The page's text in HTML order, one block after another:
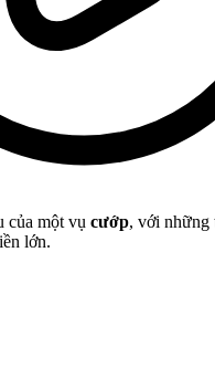
của một vụ cướp, với những
lớn.